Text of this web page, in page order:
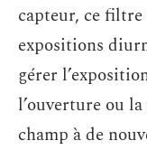
capteur, ce
expositions
gérer
l’ouverture ou
champ à de